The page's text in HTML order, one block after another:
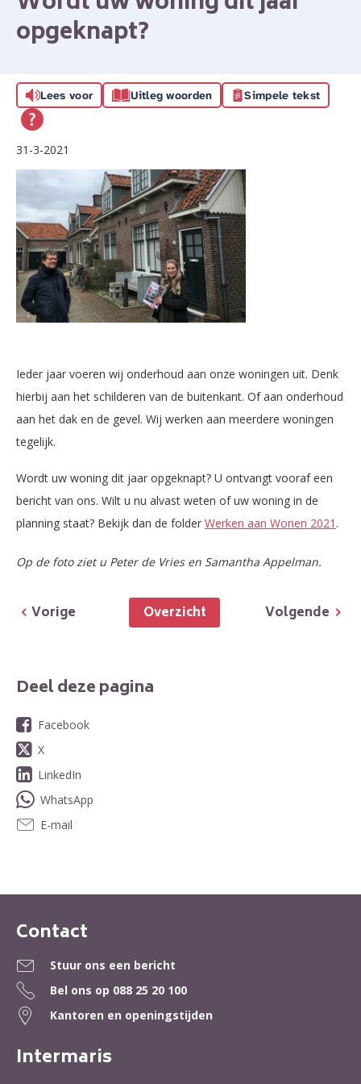
opgeknapt?
Lees voor Uitleg woorden Simpele tekst
31-3-2021
Ieder jaar voeren wij onderhoud aan onze woningen uit. Denk
hierbij aan het schilderen van de buitenkant. Of aan onderhoud
aan het dak en de gevel. Wij werken aan meerdere woningen
tegelijk.
Wordt uw woning dit jaar opgeknapt? U ontvangt vooraf een
bericht van ons. Wilt u nu alvast weten of uw woning in de
planning staat? Bekijk dan de folder Werken aan Wonen 2021 .
Op de foto ziet u Peter de Vries en Samantha Appelman.
Volgende
Overzicht
Vorige
Deel deze pagina
Facebook
X
LinkedIn
WhatsApp
E-mail
Contactinformatie
Contact
Stuur ons een bericht
Bel ons op 088 25 20 100
Kantoren en openingstijden
Intermaris